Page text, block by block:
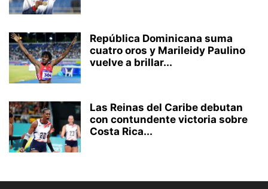
República Dominicana suma
cuatro oros y Marileidy Paulino
vuelve a brillar...
Las Reinas del Caribe debutan
con contundente victoria sobre
Costa Rica...